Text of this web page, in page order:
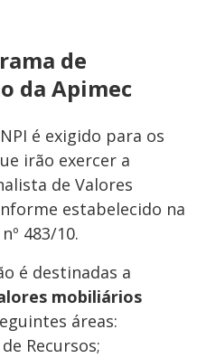
de
da Apimec
é exigido para os
irão exercer a
de Valores
estabelecido na
483/10.
é destinadas a
mobiliários
áreas:
Recursos;